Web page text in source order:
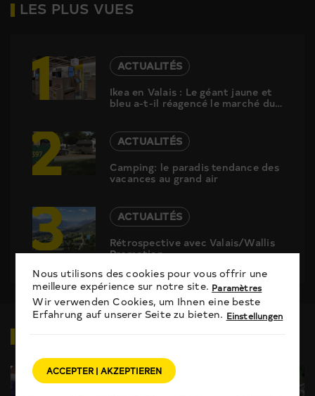
LES PLUS VUES
1
ACTUALITÉS
Ikea en Valais : Le géant jaune et
bleu a-t-il réagencé le marché du
2
ACTUALITÉS
Camping: le paradis tendance des
vacances au grand air
3
ACTUALITÉS
Rétrospective avec Valais/Wallis
Promotion
Nous utilisons des cookies pour vous offrir une
meilleure expérience sur notre site. Paramètres
Wir verwenden Cookies, um Ihnen eine beste
Erfahrung auf unserer Seite zu bieten. Einstellungen
ACCEPTER | AKZEPTIEREN